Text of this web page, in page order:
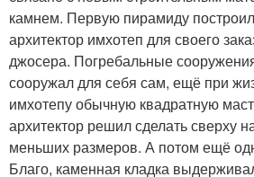
камнем. Первую пирамиду
архитектор имхотеп для своего
джосера. Погребальные
сооружал для себя сам, ещё при
имхотепу обычную квадратную
архитектор решил сделать сверху
меньших размеров. А потом ещё
Благо, каменная кладка